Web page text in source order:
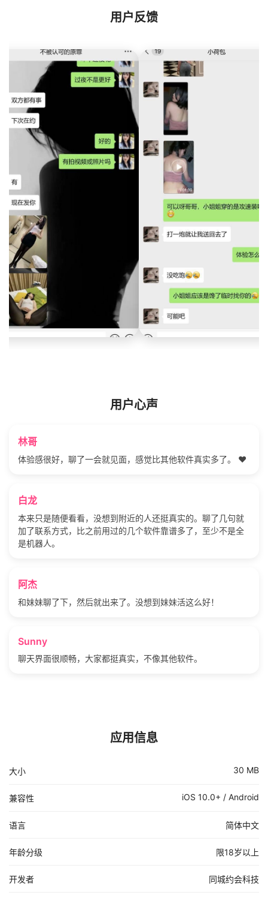
用户反馈
用户心声
林哥
体验感很好，聊了一会就见面，感觉比其他软件真实多了。 ❤️
白龙
本来只是随便看看，没想到附近的人还挺真实的。聊了几句就
加了联系方式，比之前用过的几个软件靠谱多了，至少不是全
是机器人。
阿杰
和妹妹聊了下，然后就出来了。没想到妹妹活这么好！
Sunny
聊天界面很顺畅，大家都挺真实，不像其他软件。
应用信息
大小 30 MB
兼容性 iOS 10.0+ / Android
语言 简体中文
年龄分级 限18岁以上
开发者 同城约会科技